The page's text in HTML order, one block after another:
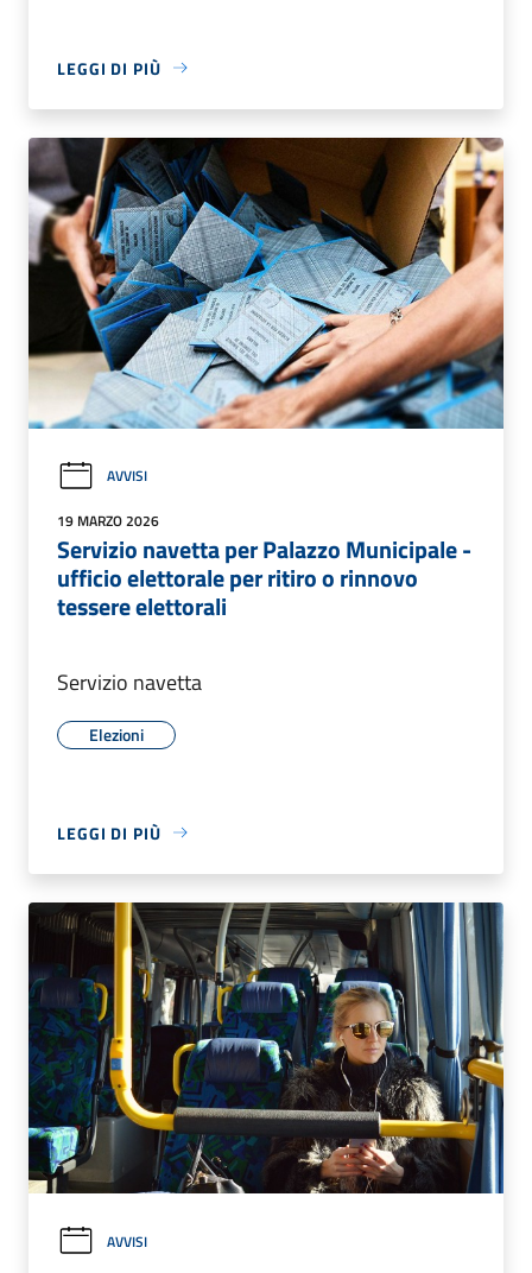
LEGGI DI PIÙ
AVVISI
19 MARZO 2026
Servizio navetta per Palazzo Municipale -
ufficio elettorale per ritiro o rinnovo
tessere elettorali
Servizio navetta
Elezioni
LEGGI DI PIÙ
AVVISI